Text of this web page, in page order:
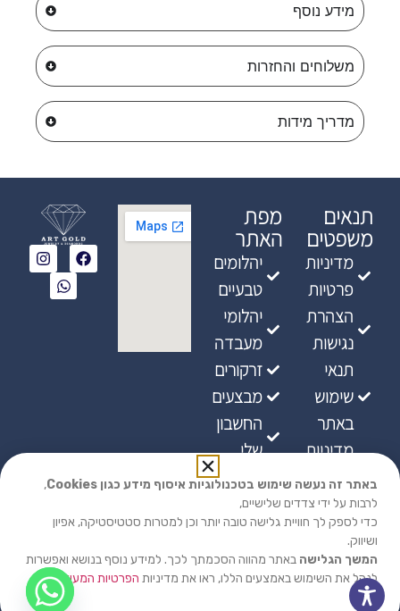
מידע נוסף
משלוחים והחזרות
מדריך מידות
מפת
האתר
יהלומים
טבעיים
יהלומי
מעבדה
זרקורים
מבצעים
החשבון
שלי
תנאים
משפטים
מדיניות
פרטיות
הצהרת
נגישות
תנאי
שימוש
באתר
מדיניות
ביטולים
מדיניות
אספקת
מוצרים
באתר זה נעשה שימוש בטכנולוגיות איסוף מידע כגון Cookies
,
לרבות על ידי צדדים שלישיים,
כדי לספק לך חוויית גלישה טובה יותר וכן למטרות סטטיסטיקה, אפיון
ושיווק.
המשך הגלישה באתר מהווה הסכמתך לכך. למידע נוסף בנושא ואפשרות
לנהל את השימוש באמצעים הללו, ראו את מדיניות הפרטיות המעודכנת
שלנו.